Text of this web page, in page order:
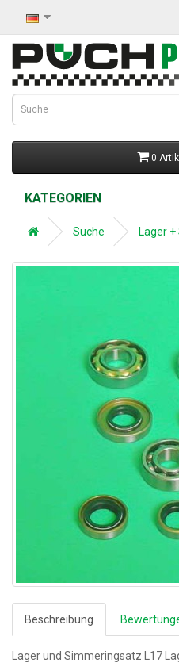
0
KATEGORIEN
Suche Lager
Beschreibung
Lager und Simmeringsatz L17